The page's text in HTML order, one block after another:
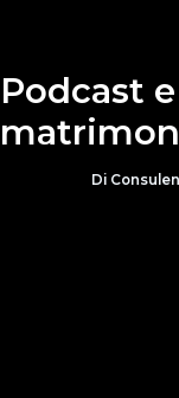
Podcast
Di